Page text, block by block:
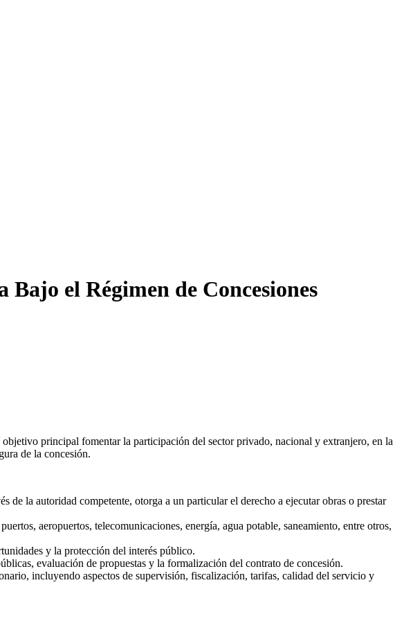
el Régimen de Concesiones
principal fomentar la participación del sector privado, nacional y extranjero, en la
de la concesión.
la autoridad competente, otorga a un particular el derecho a ejecutar obras o prestar
aeropuertos, telecomunicaciones, energía, agua potable, saneamiento, entre otros,
y la protección del interés público.
evaluación de propuestas y la formalización del contrato de concesión.
incluyendo aspectos de supervisión, fiscalización, tarifas, calidad del servicio y